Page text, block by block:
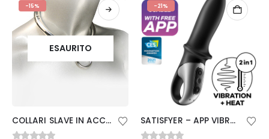
-15%
ESAURITO
COLLARI SLAVE IN ACCIAIO METALLIZZATO
-21%
SATISFYER – APP VIBRATORE ANALE HOT PASSION NERO